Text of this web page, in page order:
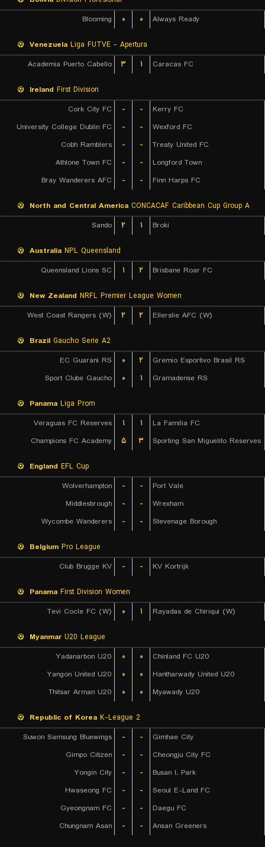
Blooming
۰ ۰ Always Ready
Venezuela Liga FUTVE - Apertura
Academia Puerto Cabello
۳ ۱ Caracas FC
Ireland First Division
Cork City FC
- -
Kerry FC
University College Dublin FC
- -
Wexford FC
Cobh Ramblers
- -
Treaty United FC
Athlone Town FC
- -
Longford Town
Bray Wanderers AFC
- - Finn Harps FC
North and Central America CONCACAF Caribbean Cup Group A
Sando
۲ ۱ Broki
Australia NPL Queensland
Queensland Lions SC
۱ ۲ Brisbane Roar FC
New Zealand NRFL Premier League Women
West Coast Rangers (W)
۲ ۲ Ellerslie AFC (W)
Brazil Gaucho Serie A2
EC Guarani RS
۰ ۲
Gremio Esportivo Brasil RS
Sport Clube Gaucho
۰ ۱ Gramadense RS
Panama Liga Prom
Veraguas FC Reserves
۱ ۱
La Familia FC
Champions FC Academy
۵ ۳ Sporting San Miguelito Reserves
England EFL Cup
Wolverhampton
- -
Port Vale
Middlesbrough
- -
Wrexham
Wycombe Wanderers
- - Stevenage Borough
Belgium Pro League
Club Brugge KV
- - KV Kortrijk
Panama First Division Women
Tevi Cocle FC (W)
۰ ۱ Rayadas de Chiriqui (W)
Myanmar U20 League
Yadanarbon U20
۰ ۰
Chinland FC U20
Yangon United U20
۰ ۰
Hantharwady United U20
Thitsar Arman U20
۰ ۰ Myawady U20
Republic of Korea K-League 2
Suwon Samsung Bluewings
- -
Gimhae City
Gimpo Citizen
- -
Cheongju City FC
Yongin City
- -
Busan I. Park
Hwaseong FC
- -
Seoul E-Land FC
Gyeongnam FC
- -
Daegu FC
Chungnam Asan
- - Ansan Greeners